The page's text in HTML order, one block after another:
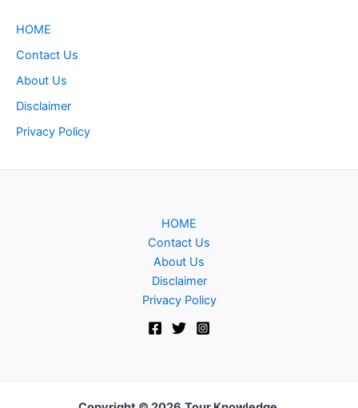
HOME
Contact Us
About Us
Disclaimer
Privacy Policy
HOME
Contact Us
About Us
Disclaimer
Privacy Policy